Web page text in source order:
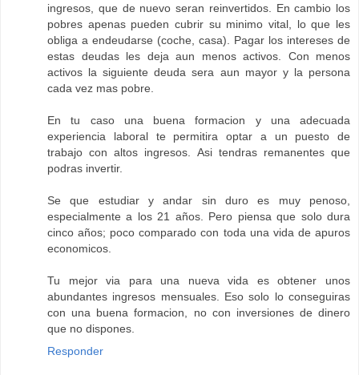
ingresos, que de nuevo seran reinvertidos. En cambio los
pobres apenas pueden cubrir su minimo vital, lo que les
obliga a endeudarse (coche, casa). Pagar los intereses de
estas deudas les deja aun menos activos. Con menos
activos la siguiente deuda sera aun mayor y la persona
cada vez mas pobre.
En tu caso una buena formacion y una adecuada
experiencia laboral te permitira optar a un puesto de
trabajo con altos ingresos. Asi tendras remanentes que
podras invertir.
Se que estudiar y andar sin duro es muy penoso,
especialmente a los 21 años. Pero piensa que solo dura
cinco años; poco comparado con toda una vida de apuros
economicos.
Tu mejor via para una nueva vida es obtener unos
abundantes ingresos mensuales. Eso solo lo conseguiras
con una buena formacion, no con inversiones de dinero
que no dispones.
Responder